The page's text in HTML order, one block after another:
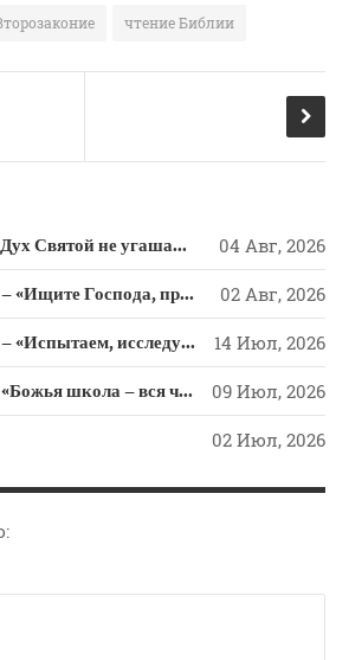
te
r
чтение Библии
РАЗМЫШЛЕНИЕ: Дух Святой не угашайте! 04 Авг, 2026
СЛОВО из СЛОВА – «Ищите Господа, призывайте Его» (Исаии 55) 02 Авг, 2026
СЛОВО из СЛОВА – «Испытаем, исследуем пути свои и обратимся к Господу» 14 Июл, 2026
РАЗМЫШЛЕНИЯ: «Божья школа – вся человеческая жизнь» 09 Июл, 2026
02 Июл, 2026